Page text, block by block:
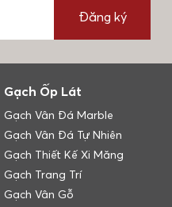
Đăng ký
Gạch Ốp Lát
Gạch Vân Đá Marble
Gạch Vân Đá Tự Nhiên
Gạch Thiết Kế Xi Măng
Gạch Trang Trí
Gạch Vân Gỗ